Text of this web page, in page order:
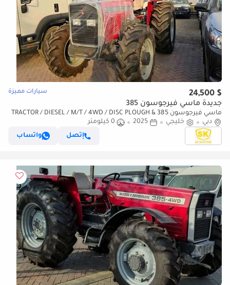
$ 24,500 سيارات مميزة
جديدة ماسي فيرجوسون 385
ماسي فيرجوسون 385 TRACTOR / DIESEL / M/T / 4WD / DISC PLOUGH &
WITH HARROW (CODE # 69072)
دبي خليجي 2025
0 كيلومتر
إتصل
واتساب